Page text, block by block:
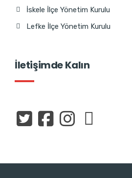
İskele İlçe Yönetim Kurulu
Lefke İlçe Yönetim Kurulu
İletişimde Kalın